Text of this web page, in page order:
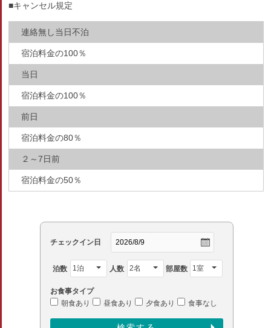
■キャンセル規定
連絡無し当日不泊
宿泊料金の100％
当日
宿泊料金の100％
前日
宿泊料金の80％
２～7日前
宿泊料金の50％
チェックイン日
泊数 人数 部屋数
お食事タイプ
朝食あり
昼食あり 夕食あり 食事なし